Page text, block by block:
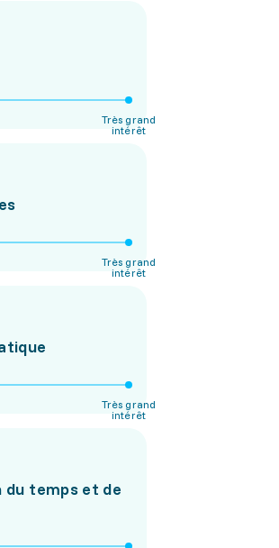
Très grand
intérêt
Très grand
intérêt
Très grand
intérêt
temps et de